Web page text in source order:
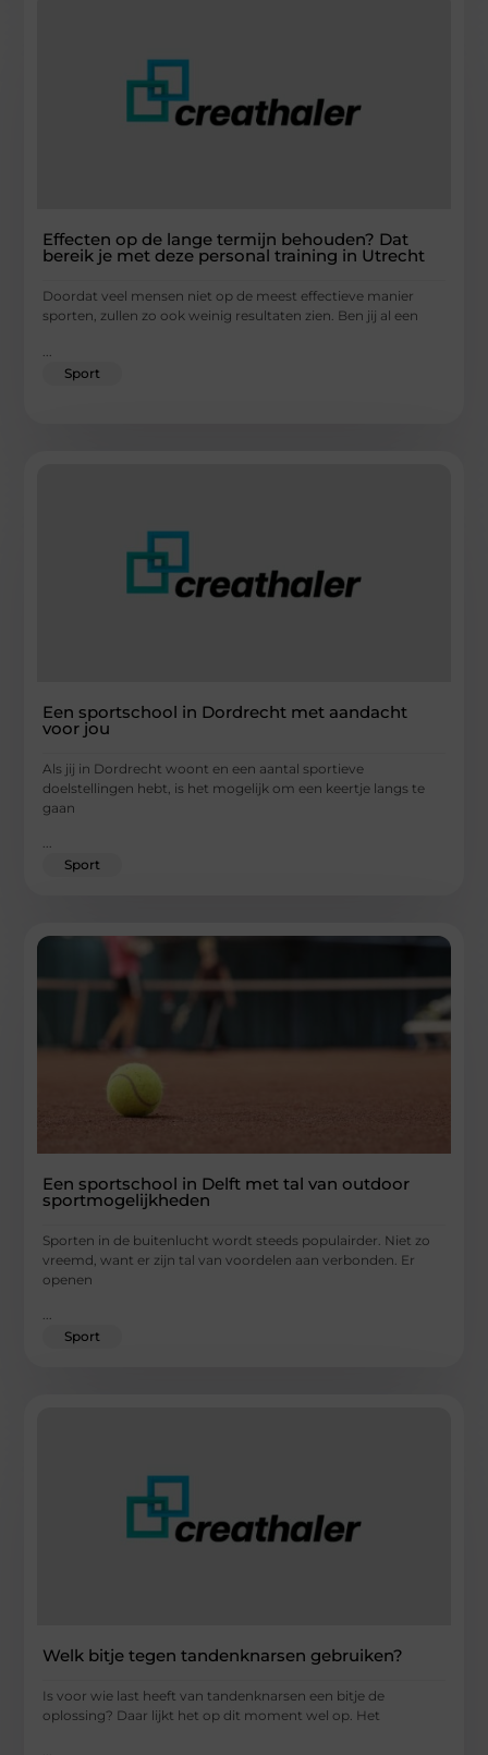
Effecten op de lange termijn behouden? Dat
bereik je met deze personal training in Utrecht
Doordat veel mensen niet op de meest effectieve manier
sporten, zullen zo ook weinig resultaten zien. Ben jij al een
Sport
Een sportschool in Dordrecht met aandacht
voor jou
Als jij in Dordrecht woont en een aantal sportieve
doelstellingen hebt, is het mogelijk om een keertje langs te
gaan
...
Sport
Een sportschool in Delft met tal van outdoor
sportmogelijkheden
Sporten in de buitenlucht wordt steeds populairder. Niet zo
vreemd, want er zijn tal van voordelen aan verbonden. Er
openen
...
Sport
Welk bitje tegen tandenknarsen gebruiken?
Is voor wie last heeft van tandenknarsen een bitje de
oplossing? Daar lijkt het op dit moment wel op. Het